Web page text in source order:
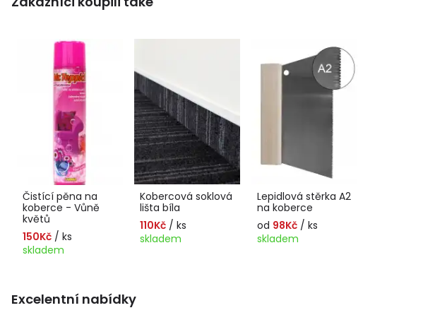
Čistící pěna na
koberce - Vůně
květů
150Kč / ks
skladem
Kobercová soklová
lišta bíla
110Kč / ks
skladem
Lepidlová stěrka A2
na koberce
od 98Kč / ks
skladem
Excelentní nabídky